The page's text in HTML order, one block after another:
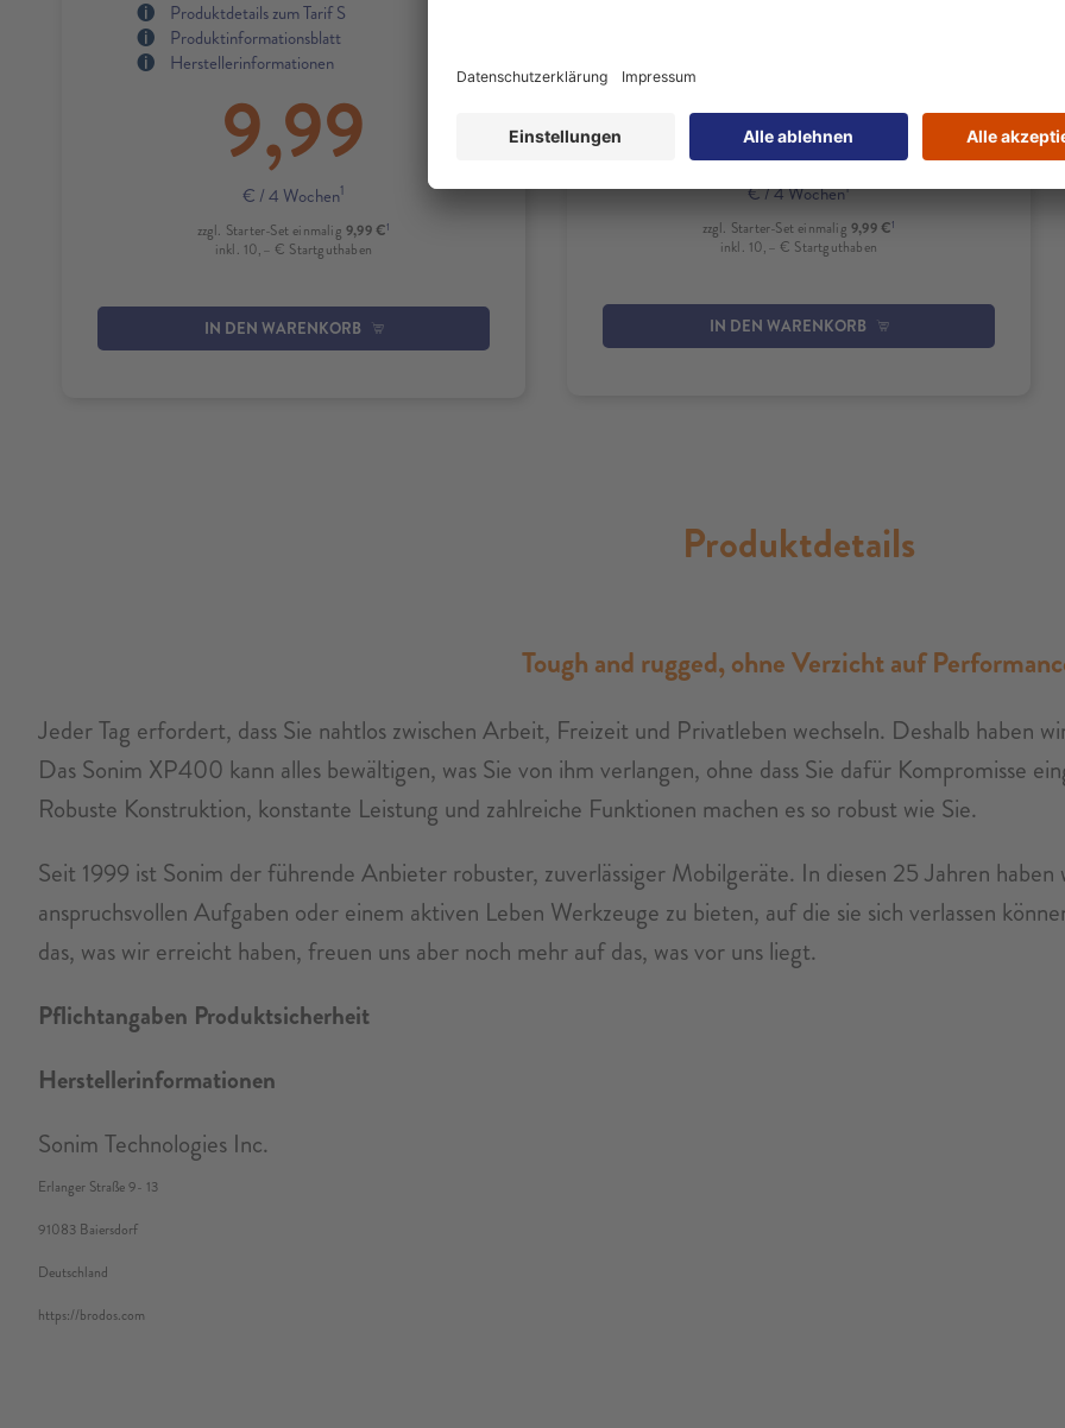
Produktdetails zum Tarif S
Produktinformationsblatt
Herstellerinformationen
9,99
€ / 4 Wochen1
zzgl. Starter-Set einmalig 9,99 €1
inkl. 10,– € Startguthaben
IN DEN WARENKORB
14,99
€/ 4 Wochen1
zzgl. Starter-Set einmalig 9,99 €1
inkl. 10,– € Startguthaben
IN DEN WARENKORB
Produktdetails
Tough and rugged, ohne Verzicht auf
Jeder Tag erfordert, dass Sie nahtlos zwischen Arbeit, Freizeit und Privatleben wechseln. Deshalb haben
Das Sonim XP400 kann alles bewältigen, was Sie von ihm verlangen, ohne dass Sie dafür Kompromisse
Robuste Konstruktion, konstante Leistung und zahlreiche Funktionen machen es so robust wie Sie.
Seit 1999 ist Sonim der führende Anbieter robuster, zuverlässiger Mobilgeräte. In diesen 25 Jahren
anspruchsvollen Aufgaben oder einem aktiven Leben Werkzeuge zu bieten, auf die sie sich verlassen
das, was wir erreicht haben, freuen uns aber noch mehr auf das, was vor uns liegt.
Pflichtangaben Produktsicherheit
Herstellerinformationen
Sonim Technologies Inc.
Erlanger Straße 9- 13
91083 Baiersdorf
Deutschland
https://brodos.com